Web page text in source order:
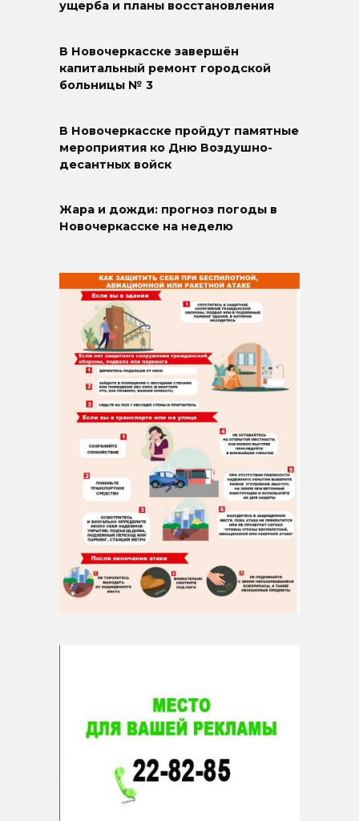
ущерба и планы восстановления
В Новочеркасске завершён
капитальный ремонт городской
больницы № 3
В Новочеркасске пройдут памятные
мероприятия ко Дню Воздушно-
десантных войск
Жара и дожди: прогноз погоды в
Новочеркасске на неделю